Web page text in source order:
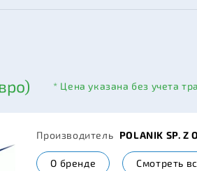
* Цена указана без учета
Производитель POLANIK SP. Z
О бренде Смотреть